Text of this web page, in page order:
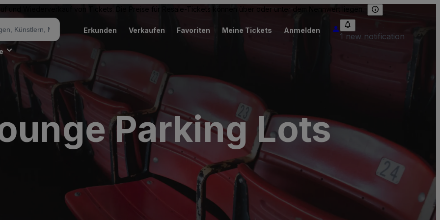
und Wiederverkauf von Tickets. Die Preise für Resale-Tickets können über oder unter dem Nennwert liegen.
Erkunden Verkaufen Favoriten Meine Tickets Anmelden
1 new notification
Parking Lots